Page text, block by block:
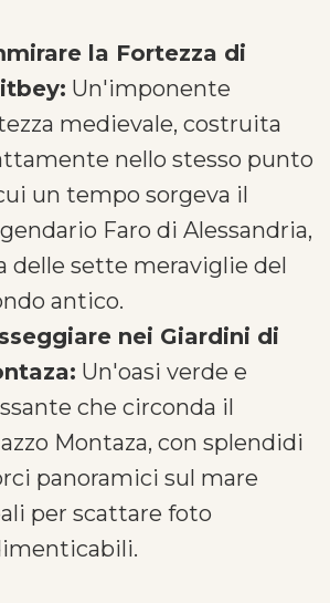
la Fortezza di
Un'imponente
medievale, costruita
nello stesso punto
un tempo sorgeva il
Faro di Alessandria,
delle sette meraviglie del
antico.
nei Giardini di
Un'oasi verde e
che circonda il
Montaza, con splendidi
panoramici sul mare
per scattare foto